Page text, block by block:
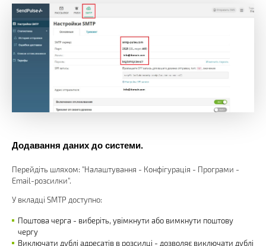
Додавання даних до системи.
Перейдіть шляхом: "Налаштування - Конфігурація - Програми -
Email-розсилки".
У вкладці SMTP доступно:
Поштова черга - виберіть, увімкнути або вимкнути поштову
чергу
Виключати дублі адресатів в розсилці - дозволяє виключати дублі